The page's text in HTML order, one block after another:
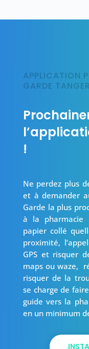
APPLICATION
GARDE TANGER
!
Ne perdez plus
et à demander
Garde la plus
à la pharmacie
papier collé
proximité,
GPS et risquer
maps ou waze,
risquer de la
se charge de
guide vers la
en un minimum